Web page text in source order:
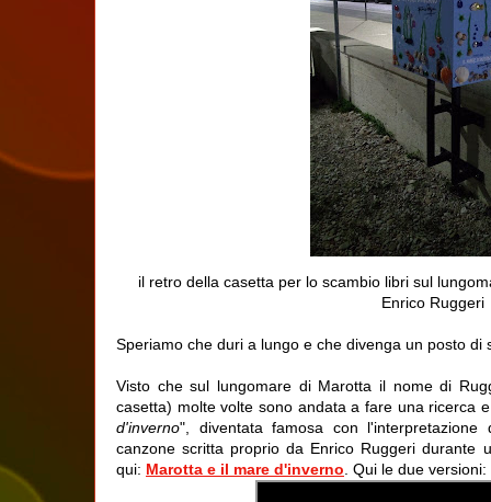
il retro della casetta per lo scambio libri sul
Enrico Ruggeri
Speriamo che duri a lungo e che divenga un posto di
Visto che sul lungomare di Marotta il nome di
casetta) molte volte sono andata a fare una ricerca
d'inverno", diventata famosa con
canzone scritta proprio da Enrico Ruggeri durante
qui: Marotta e il mare d'inverno. Qui le due versioni: